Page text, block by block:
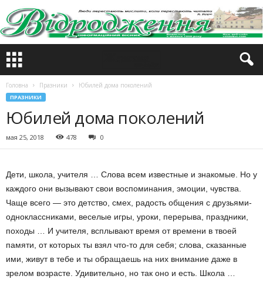
Головна Празники Юбилей дома поколений
ПРАЗНИКИ
Юбилей дома поколений
мая 25, 2018 478 0
Дети, школа, учителя … Слова всем известные и знакомые. Но у
каждого они вызывают свои воспоминания, эмоции, чувства.
Чаще всего — это детство, смех, радость общения с друзьями-
одноклассниками, веселые игры, уроки, перерыва, праздники,
походы … И учителя, всплывают время от времени в твоей
памяти, от которых ты взял что-то для себя; слова, сказанные
ими, живут в тебе и ты обращаешь на них внимание даже в
зрелом возрасте. Удивительно, но так оно и есть. Школа …